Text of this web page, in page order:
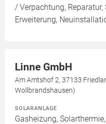
/ Verpachtung,
Erweiterung,
Linne GmbH
Am Amtshof 2, 37133
Wollbrandshausen)
SOLARANLAGE
Gasheizung,